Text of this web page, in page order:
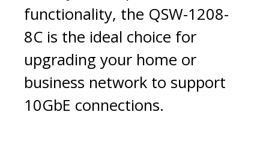
functionality, the QSW-1208-
8C is the ideal choice for
upgrading your home or
business network to support
10GbE connections.